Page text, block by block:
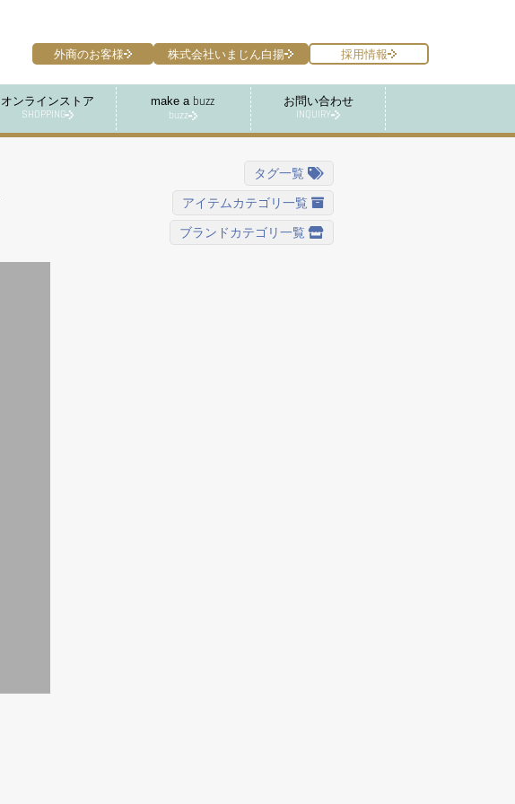
オンラインストア
SHOPPING
make a buzz
buzz
お問い合わせ
INQUIRY
外商のお客様 株式会社いまじん白揚 採用情報
タグ一覧
アイテムカテゴリ一覧
ブランドカテゴリ一覧